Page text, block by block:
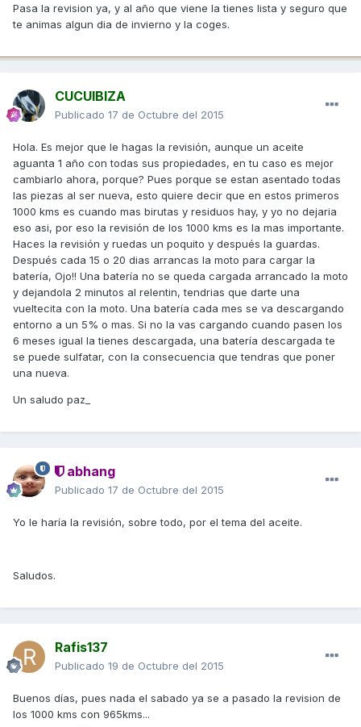
Pasa la revision ya, y al año que viene la tienes lista y seguro que
te animas algun dia de invierno y la coges.
CUCUIBIZA
Publicado 17 de Octubre del 2015
Hola. Es mejor que le hagas la revisión, aunque un aceite
aguanta 1 año con todas sus propiedades, en tu caso es mejor
cambiarlo ahora, porque? Pues porque se estan asentado todas
las piezas al ser nueva, esto quiere decir que en estos primeros
1000 kms es cuando mas birutas y residuos hay, y yo no dejaria
eso asi, por eso la revisión de los 1000 kms es la mas importante.
Haces la revisión y ruedas un poquito y después la guardas.
Después cada 15 o 20 dias arrancas la moto para cargar la
batería, Ojo!! Una batería no se queda cargada arrancado la moto
y dejandola 2 minutos al relentin, tendrias que darte una
vueltecita con la moto. Una batería cada mes se va descargando
entorno a un 5% o mas. Si no la vas cargando cuando pasen los
6 meses igual la tienes descargada, una batería descargada te
se puede sulfatar, con la consecuencia que tendras que poner
una nueva.
Un saludo paz_
abhang
Publicado 17 de Octubre del 2015
Yo le haría la revisión, sobre todo, por el tema del aceite.
Saludos.
Rafis137
Publicado 19 de Octubre del 2015
Buenos días, pues nada el sabado ya se a pasado la revision de
los 1000 kms con 965kms...